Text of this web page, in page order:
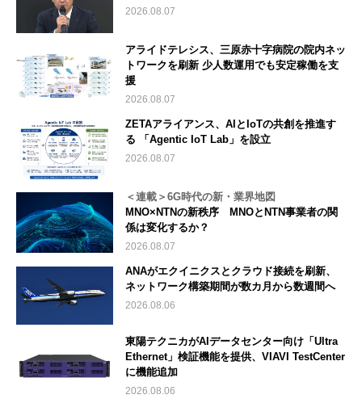
2026.08.07
アライドテレシス、三原赤十字病院の院内ネッ
トワークを刷新 少人数運用でも安定稼働を支
援
2026.08.07
ZETAアライアンス、AIとIoTの共創を推進す
る 「Agentic IoT Lab」を設立
2026.08.07
＜連載＞6G時代の新・業界地図
MNO×NTNの新秩序 MNOとNTN事業者の関
係は変化するか？
2026.08.07
ANAがエクイニクスとクラウド接続を刷新、
ネットワーク構築期間が数カ月から数週間へ
2026.08.06
東陽テクニカがAIデータセンター向け「Ultra
Ethernet」検証機能を提供、VIAVI TestCenter
に機能追加
2026.08.06